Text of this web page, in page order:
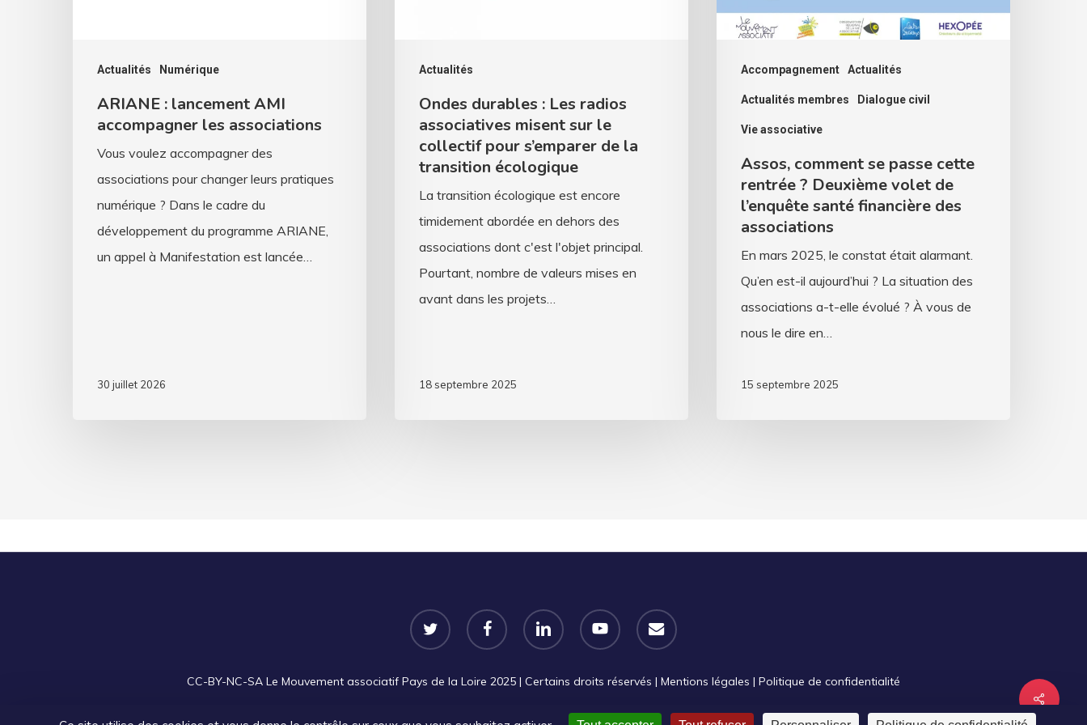
Actualités Numérique
ARIANE : lancement AMI
accompagner les associations
Vous voulez accompagner des
associations pour changer leurs pratiques
numérique ? Dans le cadre du
développement du programme ARIANE,
un appel à Manifestation est lancée…
30 juillet 2026
Actualités
s’emparer
transition
écologique
Ondes durables : Les radios
associatives misent sur le
collectif pour s’emparer de la
transition écologique
La transition écologique est encore
timidement abordée en dehors des
associations dont c'est l'objet principal.
Pourtant, nombre de valeurs mises en
avant dans les projets…
18 septembre 2025
Accompagnement Actualités
Actualités membres Dialogue civil
Vie associative
?
Deuxième
volet
financière
associations
Assos, comment se passe cette
rentrée ? Deuxième volet de
l’enquête santé financière des
associations
En mars 2025, le constat était alarmant.
Qu’en est-il aujourd’hui ? La situation des
associations a-t-elle évolué ? À vous de
nous le dire en…
15 septembre 2025
Share
twitter facebook linkedin youtube email
CC-BY-NC-SA Le Mouvement associatif Pays de la Loire 2025 | Certains droits réservés | Mentions légales | Politique de confidentialité